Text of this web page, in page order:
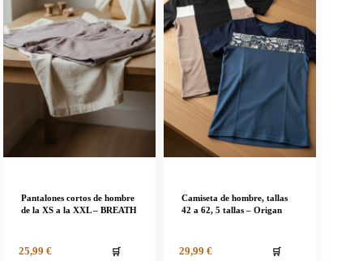
Pantalones cortos de hombre
de la XS a la XXL – BREATH
25,99 € 🛒
Camiseta de hombre, tallas
42 a 62, 5 tallas – Origan
29,99 € 🛒